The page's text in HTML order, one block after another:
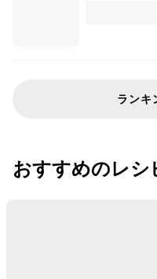
ランキ
おすすめのレシ